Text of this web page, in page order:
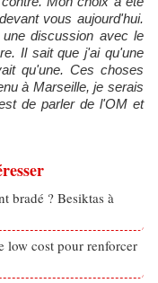
vous aujourd'hui.
discussion avec le
Il sait que j'ai qu'une
qu'une. Ces choses
à Marseille, je serais
de parler de l'OM et
bradé ? Besiktas à
low cost pour renforcer